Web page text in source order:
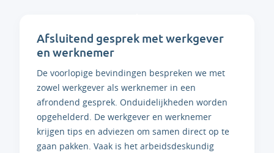
Afsluitend gesprek met werkgever
en werknemer
De voorlopige bevindingen bespreken we met
zowel werkgever als werknemer in een
afrondend gesprek. Onduidelijkheden worden
opgehelderd. De werkgever en werknemer
krijgen tips en adviezen om samen direct op te
gaan pakken. Vaak is het arbeidsdeskundig